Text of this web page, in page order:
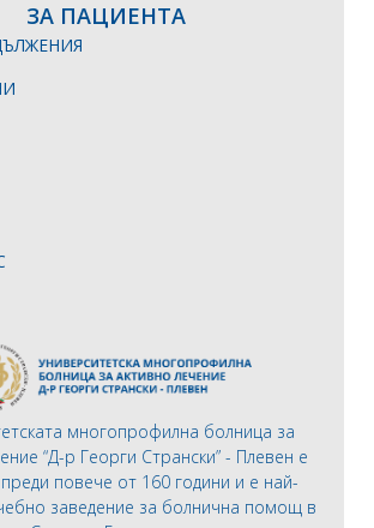
многопрофилна болница за
“Д-р Георги Странски” - Плевен е
повече от 160 години и е най-
заведение за болнична помощ в
ЗА ПАЦИЕНТА